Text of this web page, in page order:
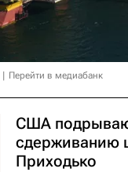
Перейти в медиабанк
США
сдерживанию
Приходько